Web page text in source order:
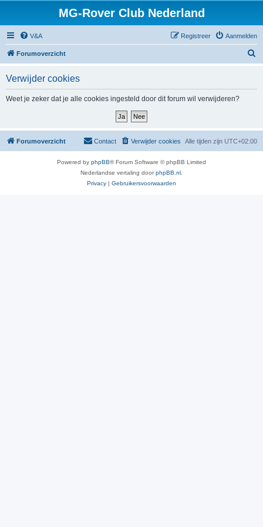
MG-Rover Club Nederland
V&A Aanmelden
Registreer
Forumoverzicht
Verwijder cookies
Weet je zeker dat je alle cookies ingesteld door dit forum wil verwijderen?
Forumoverzicht Alle tijden zijn UTC+02:00
Verwijder cookies
Contact
Powered by phpBB® Forum Software © phpBB Limited
Nederlandse vertaling doorphpBB.nl
Privacy | Gebruikersvoorwaarden